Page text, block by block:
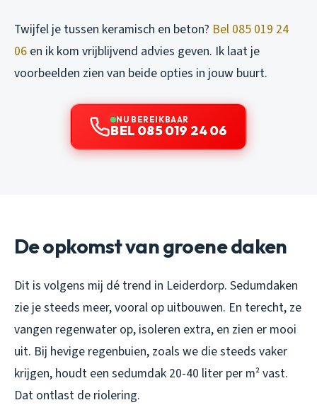
Twijfel je tussen keramisch en beton? Bel 085 019 24
06 en ik kom vrijblijvend advies geven. Ik laat je
voorbeelden zien van beide opties in jouw buurt.
NU BEREIKBAAR
BEL 085 019 24 06
De opkomst van groene daken
Dit is volgens mij dé trend in Leiderdorp. Sedumdaken
zie je steeds meer, vooral op uitbouwen. En terecht, ze
vangen regenwater op, isoleren extra, en zien er mooi
uit. Bij hevige regenbuien, zoals we die steeds vaker
krijgen, houdt een sedumdak 20-40 liter per m² vast.
Dat ontlast de riolering.